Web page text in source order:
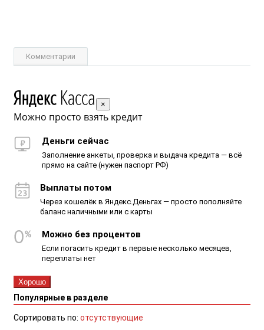
Комментарии
×
Можно просто взять кредит
Деньги сейчас
Заполнение анкеты, проверка и выдача кредита — всё
прямо на сайте (нужен паспорт РФ)
Выплаты потом
Через кошелёк в Яндекс.Деньгах — просто пополняйте
баланс наличными или с карты
Можно без процентов
Если погасить кредит в первые несколько месяцев,
переплаты нет
Хорошо
Популярные в разделе
Сортировать по: отсутствующие